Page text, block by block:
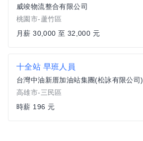
威竣物流整合有限公司
桃園市-蘆竹區
月薪 30,000 至 32,000 元
十全站 早班人員
台灣中油新厝加油站集團(松詠有限公司)
高雄市-三民區
時薪 196 元